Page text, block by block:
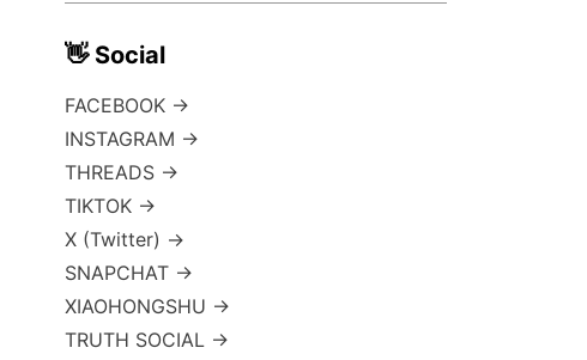
👋 Social
FACEBOOK →
INSTAGRAM →
THREADS →
TIKTOK →
X (Twitter) →
SNAPCHAT →
XIAOHONGSHU →
TRUTH SOCIAL →